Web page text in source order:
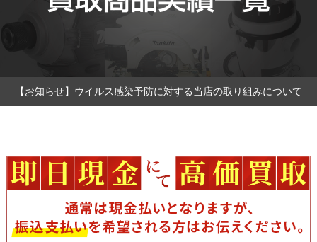
【お知らせ】ウイルス感染予防に対する当店の取り組みについて